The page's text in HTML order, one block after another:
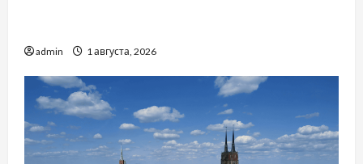
admin 1 августа, 2026